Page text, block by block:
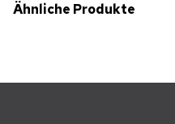
Ähnliche Produkte